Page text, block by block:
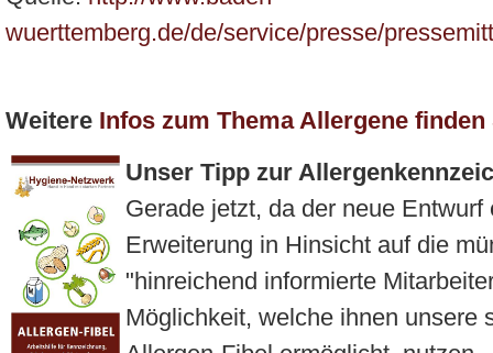
wuerttemberg.de/de/service/presse/
Weitere Infos zum Thema Allergene finden
Unser Tipp zur
Gerade jetzt, da der neue Entwurf
Erweiterung in Hinsicht auf die
"hinreichend informierte
Möglichkeit, welche ihnen unsere